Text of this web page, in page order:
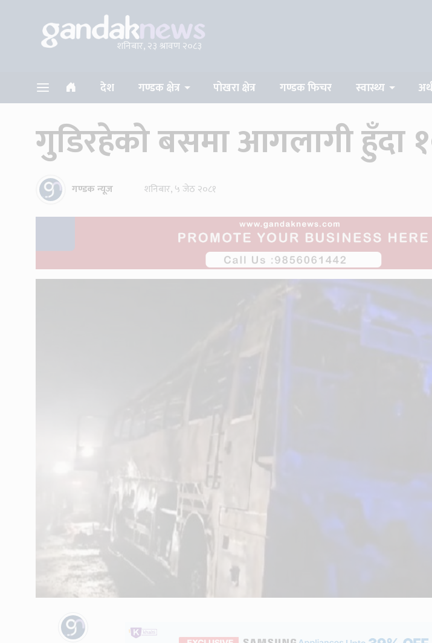
शनिबार, २३ श्रावण २०८३
देश गण्डक क्षेत्र पोखरा क्षेत्र गण्डक फिचर स्वास्थ्य अर्थ
गुडिरहेको बसमा आगलागी हुँदा
गण्डक न्यूज शनिबार, ५ जेठ २०८१